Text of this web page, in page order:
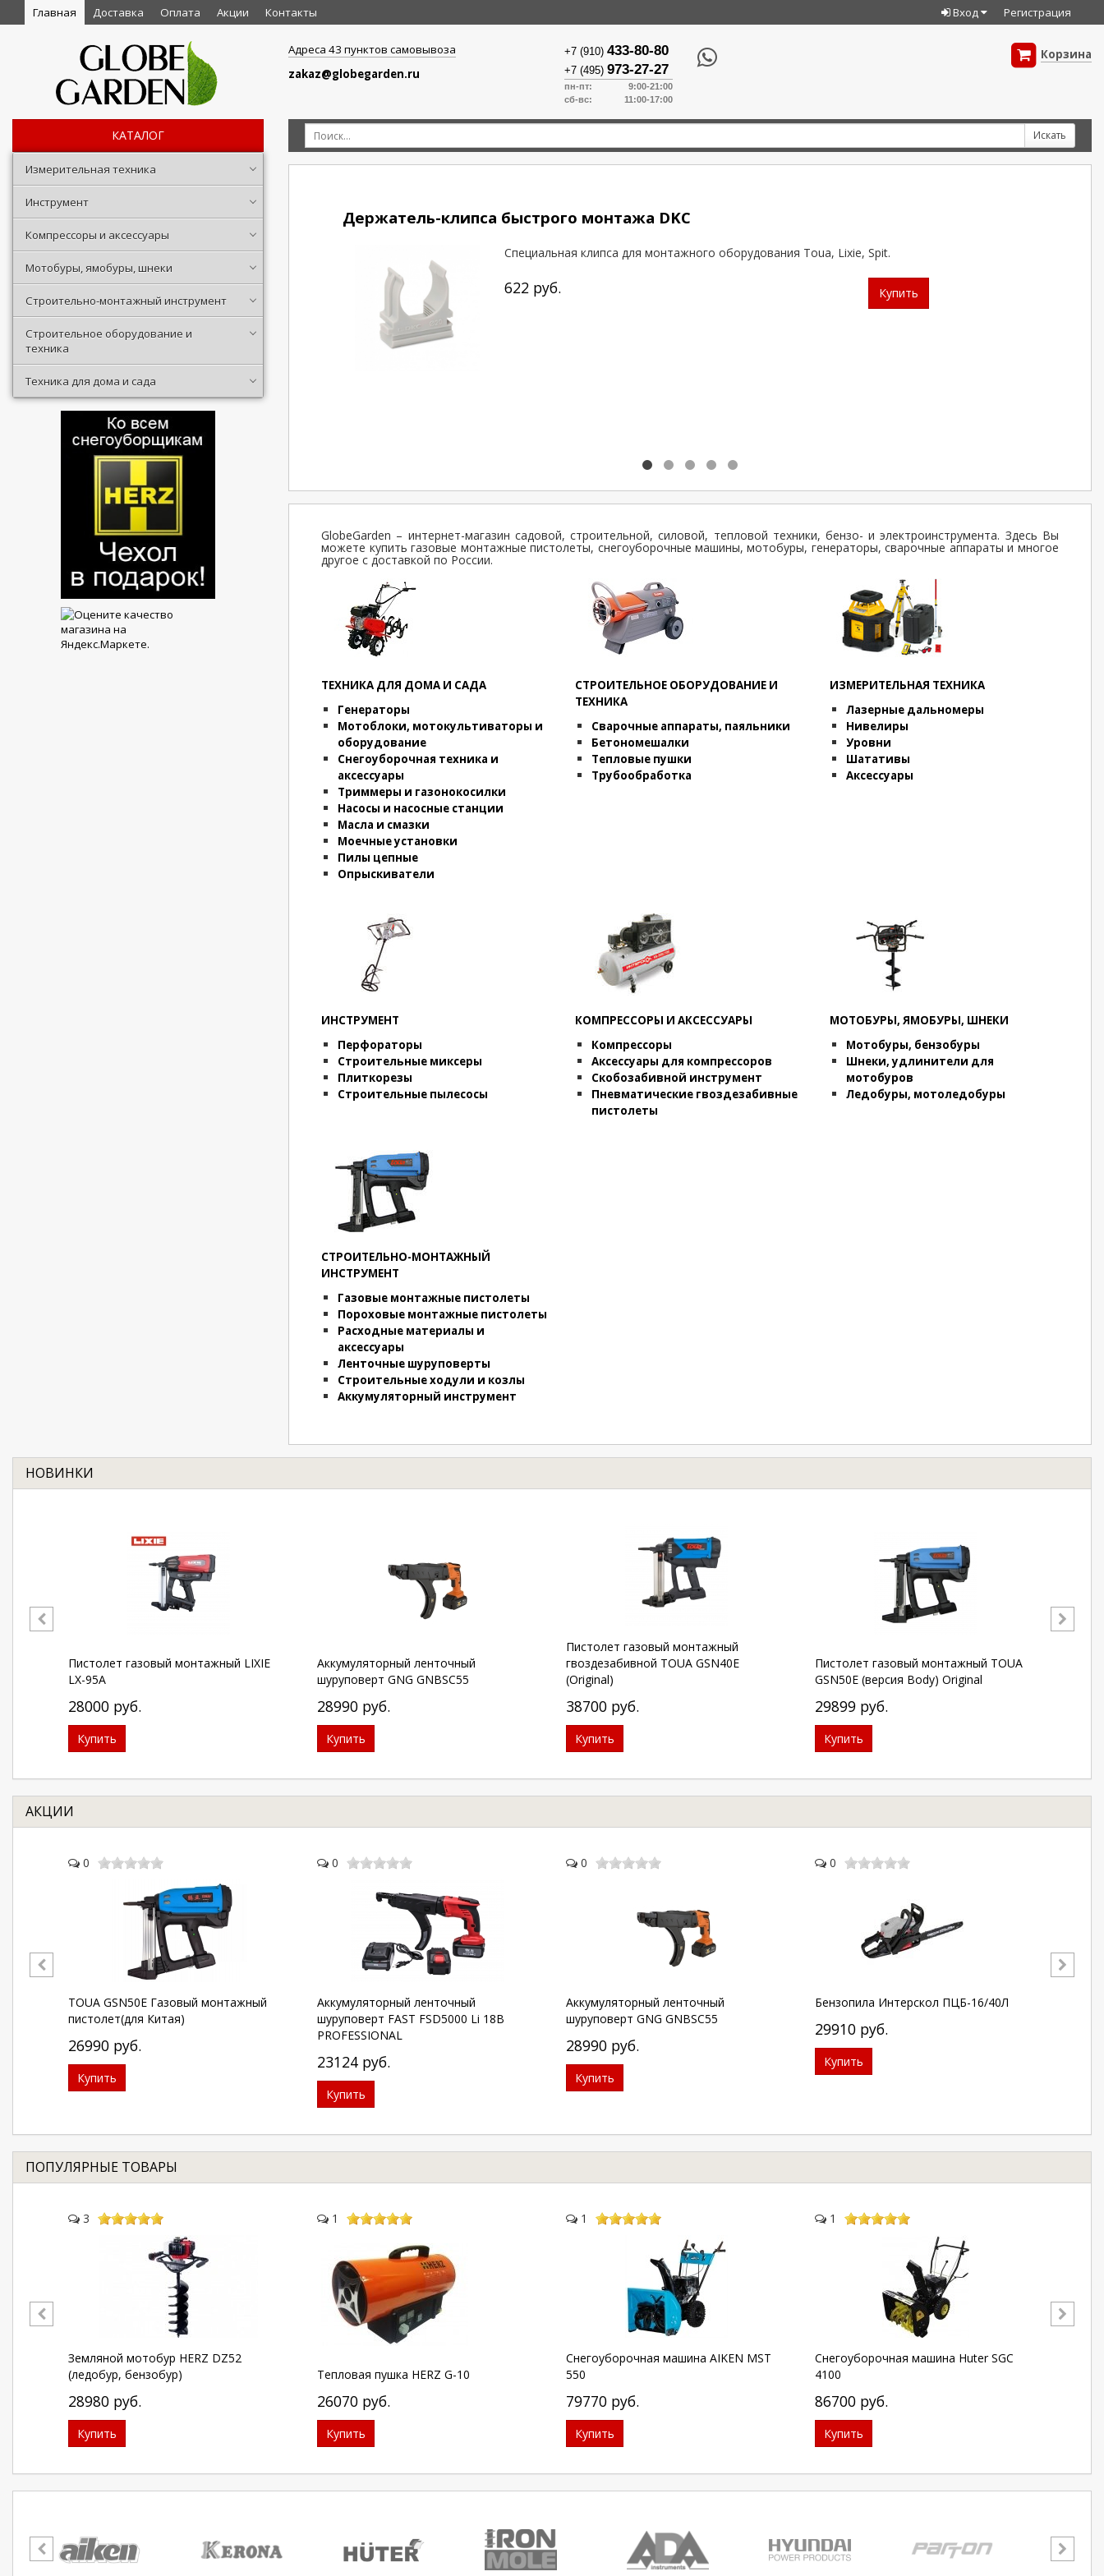
Главная Доставка Оплата Акции Контакты Вход Регистрация
Адреса 43 пунктов самовывоза
zakaz@globegarden.ru
+7 (910) 433-80-80
+7 (495) 973-27-27
пн-пт: 9:00-21:00
сб-вс: 11:00-17:00
Корзина
КАТАЛОГ
Измерительная техника
Инструмент
Компрессоры и аксессуары
Мотобуры, ямобуры, шнеки
Строительно-монтажный инструмент
Строительное оборудование и
техника
Техника для дома и сада
Держатель-клипса быстрого монтажа DKC
Специальная клипса для монтажного оборудования Toua, Lixie, Spit.
622 руб. Купить
GlobeGarden – интернет-магазин садовой, строительной, силовой, тепловой техники, бензо- и электроинструмента. Здесь Вы
можете купить газовые монтажные пистолеты, снегоуборочные машины, мотобуры, генераторы, сварочные аппараты и многое
другое с доставкой по России.
ТЕХНИКА ДЛЯ ДОМА И САДА
Генераторы
Мотоблоки, мотокультиваторы и
оборудование
Снегоуборочная техника и
аксессуары
Триммеры и газонокосилки
Насосы и насосные станции
Масла и смазки
Моечные установки
Пилы цепные
Опрыскиватели
СТРОИТЕЛЬНОЕ ОБОРУДОВАНИЕ И
ТЕХНИКА
Сварочные аппараты, паяльники
Бетономешалки
Тепловые пушки
Трубообработка
ИЗМЕРИТЕЛЬНАЯ ТЕХНИКА
Лазерные дальномеры
Нивелиры
Уровни
Шатативы
Аксессуары
ИНСТРУМЕНТ
Перфораторы
Строительные миксеры
Плиткорезы
Строительные пылесосы
КОМПРЕССОРЫ И АКСЕССУАРЫ
Компрессоры
Аксессуары для компрессоров
Скобозабивной инструмент
Пневматические гвоздезабивные
пистолеты
МОТОБУРЫ, ЯМОБУРЫ, ШНЕКИ
Мотобуры, бензобуры
Шнеки, удлинители для
мотобуров
Ледобуры, мотоледобуры
СТРОИТЕЛЬНО-МОНТАЖНЫЙ
ИНСТРУМЕНТ
Газовые монтажные пистолеты
Пороховые монтажные пистолеты
Расходные материалы и
аксессуары
Ленточные шуруповерты
Строительные ходули и козлы
Аккумуляторный инструмент
НОВИНКИ
Пистолет газовый монтажный LIXIE
LX-95A
28000 руб.
Купить
Аккумуляторный ленточный
шуруповерт GNG GNBSC55
28990 руб.
Купить
Пистолет газовый монтажный
гвоздезабивной TOUA GSN40E
(Original)
38700 руб.
Купить
Пистолет газовый монтажный TOUA
GSN50E (версия Body) Original
29899 руб.
Купить
АКЦИИ
0
TOUA GSN50E Газовый монтажный
пистолет(для Китая)
26990 руб.
Купить
0
Аккумуляторный ленточный
шуруповерт FAST FSD5000 Li 18В
PROFESSIONAL
23124 руб.
Купить
0
Аккумуляторный ленточный
шуруповерт GNG GNBSC55
28990 руб.
Купить
0
Бензопила Интерскол ПЦБ-16/40Л
29910 руб.
Купить
ПОПУЛЯРНЫЕ ТОВАРЫ
3
Земляной мотобур HERZ DZ52
(ледобур, бензобур)
28980 руб.
Купить
1
Тепловая пушка HERZ G-10
26070 руб.
Купить
1
Снегоуборочная машина AIKEN MST
550
79770 руб.
Купить
1
Снегоуборочная машина Huter SGC
4100
86700 руб.
Купить